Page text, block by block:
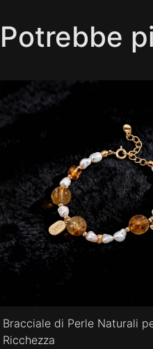
Potrebbe
Bracciale di Perle Naturali
Ricchezza